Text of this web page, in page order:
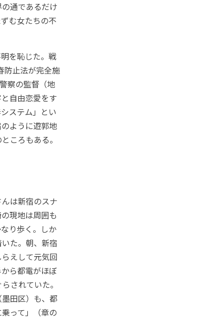
通であるだけ
む女たちの不
を恥じた。戦
防止法が完全施
察の監督（地
自由恋愛をす
ステム」とい
ように遊郭地
ころもある。
は新宿のスナ
現地は周囲も
り歩く。しか
た。朝、新宿
えして元気回
ら都電がほぼ
されていた。
田区）も、都
って」（章の